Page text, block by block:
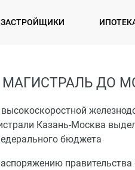
ЗАСТРОЙЩИКИ
ДО
Казань-Москва
бюджета
правительства